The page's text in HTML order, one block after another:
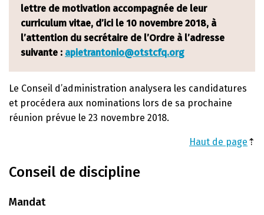
lettre de motivation accompagnée de leur
curriculum vitae, d’ici le 10 novembre 2018, à
l’attention du secrétaire de l’Ordre à l’adresse
suivante : apietrantonio@otstcfq.org
Le Conseil d’administration analysera les candidatures
et procédera aux nominations lors de sa prochaine
réunion prévue le 23 novembre 2018.
Haut de page ⇡
Conseil de discipline
Mandat